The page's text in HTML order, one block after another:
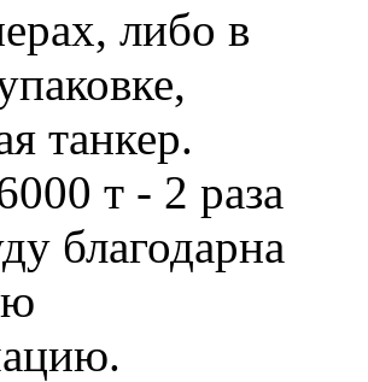
либо в
танкер.
т - 2 раза
благодарна